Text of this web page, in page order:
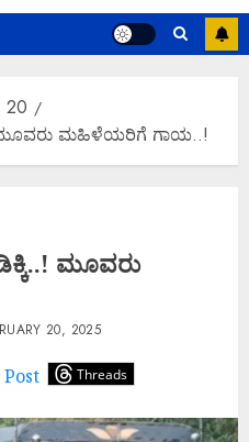
20
ಮೂವರು ಮಹಿಳೆಯರಿಗೆ ಗಾಯ..!
ಡಿಕ್ಕಿ..! ಮೂವರು
Post Threads
20, 2025